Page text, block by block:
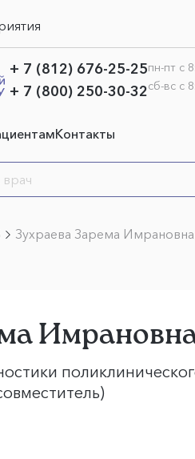
+ 7 (812) 676-25-25
+ 7 (800) 250-30-32
пн-пт с
сб-вс с
Контакты
Зухраева Зарема Имрановна